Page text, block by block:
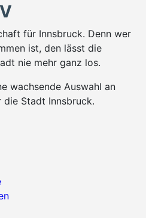
für Innsbruck. Denn wer
ist, den lässt die
nie mehr ganz los.
wachsende Auswahl an
Stadt Innsbruck.